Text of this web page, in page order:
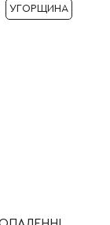
УГОРЩИНА